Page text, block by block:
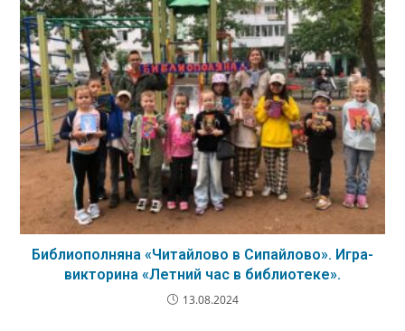
Библиополняна «Читайлово в Сипайлово». Игра-
викторина «Летний час в библиотеке».
13.08.2024